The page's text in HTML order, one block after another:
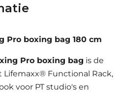
Pro boxing bag 180 cm
Pro boxing bag is de
Lifemaxx® Functional Rack,
voor PT studio's en